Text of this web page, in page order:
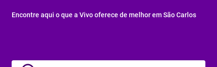
Encontre aqui o que a Vivo oferece de melhor em São Carlos